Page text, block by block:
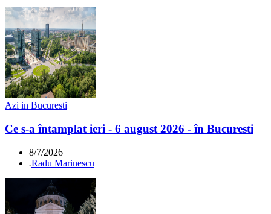
Azi in Bucuresti
Ce s-a întamplat ieri - 6 august 2026 - în Bucuresti
8/7/2026
.Radu Marinescu